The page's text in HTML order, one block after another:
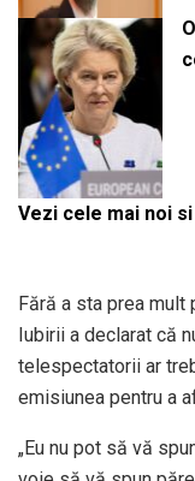
Vezi cele mai noi
Fără a sta prea
Iubirii a declarat că
telespectatorii ar
emisiunea pentru a
„Eu nu pot să vă